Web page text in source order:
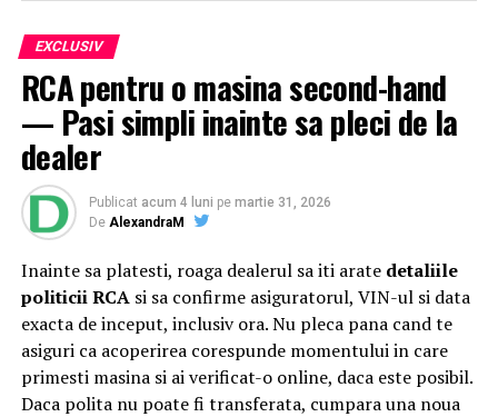
David Ciente, Maria Chivu
Evenimentul s-a desfășurat cu participarea Majestății
Sale Margareta, Custodele Coroanei României, a
Alteței Sale Regale Radu, Principele Consort al
României, alături de
Ahold Delhaize România,Mihai Spulber
Lead Profi,Gabriela Sîrbu
Ahold Delhaize România, numeroase oficialități,
autorități centrale și locale și alți reprezentanțiProfiși
Mega Image. Startul oficial a fost dat sâmbătă, după ce
distinsul grup a încheiat un tur al micilor producători și
artizani.
Evenimentul a continuat și tradiția caravanei medicale,
EXCLUSIV
RCA pentru o masina second-hand
— Pasi simpli inainte sa pleci de la
dealer
Publicat acum 4 luni pe martie 31, 2026
De AlexandraM
Inainte sa platesti, roaga dealerul sa iti arate detaliile
politicii RCAsi sa confirme asiguratorul, VIN-ul si data
exacta de inceput, inclusiv ora. Nu pleca pana cand te
asiguri ca acoperirea corespunde momentului in care
primesti masina si ai verificat-o online, daca este posibil.
Daca polita nu poate fi transferata, cumpara una noua